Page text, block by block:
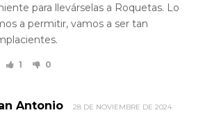
para llevárselas a Roquetas. Lo
a permitir, vamos a ser tan
1 0
Antonio 28 DE NOVIEMBRE DE 2024